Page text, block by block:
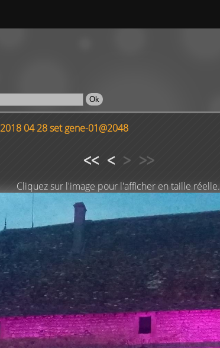
2018 04 28 set gene-01@2048
<< < > >>
Cliquez sur l'image pour l'afficher en taille réelle.